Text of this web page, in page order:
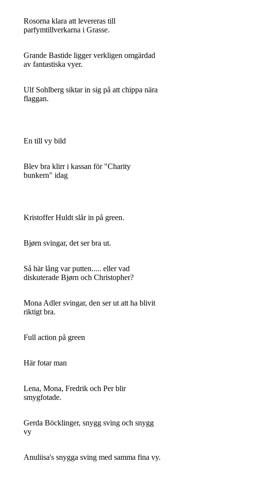
Rosorna klara att levereras till
parfymtillverkarna i Grasse.
Grande Bastide ligger verkligen omgärdad
av fantastiska vyer.
Ulf Sohlberg siktar in sig på att chippa nära
flaggan.
En till vy bild
Blev bra klirr i kassan för "Charity
bunkern" idag
Kristoffer Huldt slår in på green.
Bjørn svingar, det ser bra ut.
Så här lång var putten..... eller vad
diskuterade Bjørn och Christopher?
Mona Adler svingar, den ser ut att ha blivit
riktigt bra.
Full action på green
Här fotar man
Lena, Mona, Fredrik och Per blir
smygfotade.
Gerda Böcklinger, snygg sving och snygg
vy
Anuliisa's snygga sving med samma fina vy.